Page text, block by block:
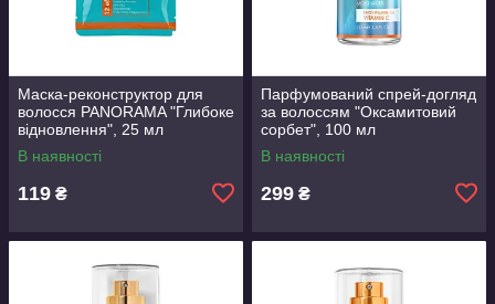
Маска-реконструктор для
волосся PANORAMA "Глибоке
відновлення", 25 мл
В наявності
119 ₴
Парфумований спрей-догляд
за волоссям "Оксамитовий
сорбет", 100 мл
В наявності
299 ₴